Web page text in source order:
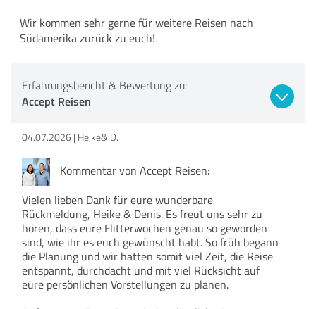
Wir kommen sehr gerne für weitere Reisen nach
Südamerika zurück zu euch!
Erfahrungsbericht & Bewertung zu:
Accept Reisen
04.07.2026 Heike& D.
Kommentar von Accept Reisen:
Vielen lieben Dank für eure wunderbare
Rückmeldung, Heike & Denis. Es freut uns sehr zu
hören, dass eure Flitterwochen genau so geworden
sind, wie ihr es euch gewünscht habt. So früh begann
die Planung und wir hatten somit viel Zeit, die Reise
entspannt, durchdacht und mit viel Rücksicht auf
eure persönlichen Vorstellungen zu planen.